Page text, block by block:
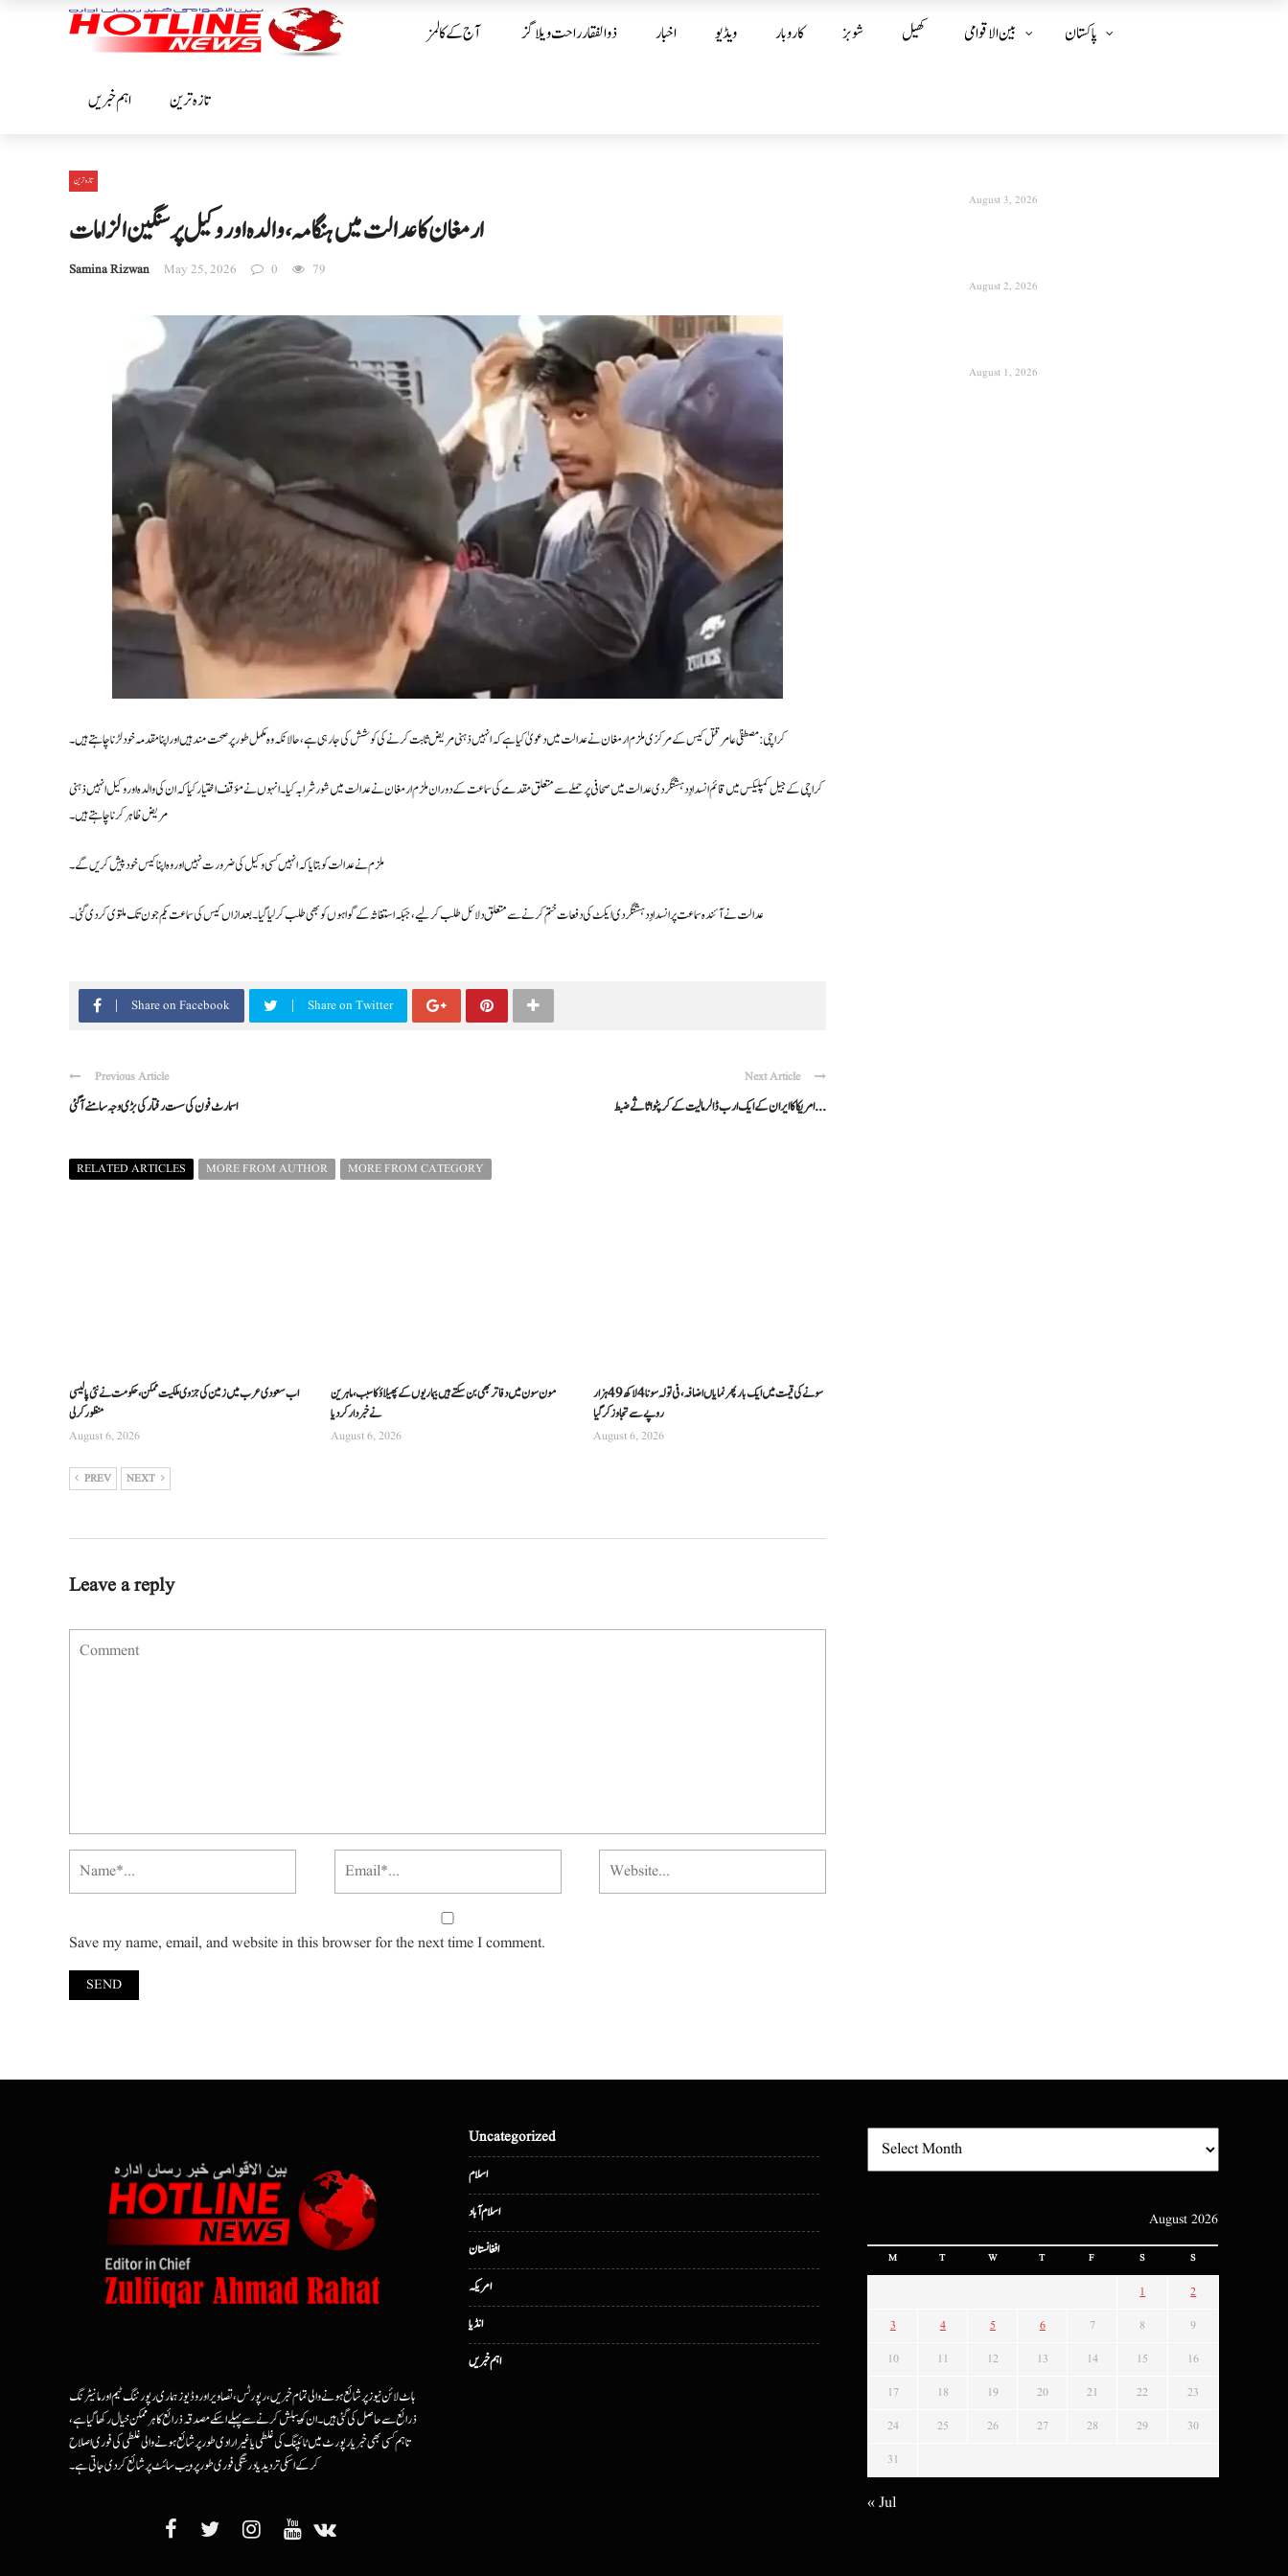
آج کے کالمز ذوالفقار راحت ویلاگز اخبار ویڈیو کاروبار شوبز کھیل بین الا قوامی پاکستان
اہم خبریں تازہ ترین
تازہ ترین
ارمغان کا عدالت میں ہنگامہ، والدہ اور وکیل پر سنگین الزامات
Samina Rizwan May 25, 2026 0 79
کراچی: مصطفیٰ عامر قتل کیس کے مرکزی ملزم ارمغان نے عدالت میں دعویٰ کیا ہے کہ انہیں ذہنی مریض ثابت کرنے کی کوشش کی جا رہی ہے، حالانکہ وہ مکمل طور پر صحت مند ہیں اور اپنا مقدمہ خود لڑنا چاہتے ہیں۔
کراچی کے جیل کمپلیکس میں قائم انسدادِ دہشتگردی عدالت میں صحافی پر حملے سے متعلق مقدمے کی سماعت کے دوران ملزم ارمغان نے عدالت میں شور شرابہ کیا۔ انہوں نے مؤقف اختیار کیا کہ ان کی والدہ اور وکیل انہیں ذہنی
مریض ظاہر کرنا چاہتے ہیں۔
ملزم نے عدالت کو بتایا کہ انہیں کسی وکیل کی ضرورت نہیں اور وہ اپنا کیس خود پیش کریں گے۔
عدالت نے آئندہ سماعت پر انسدادِ دہشتگردی ایکٹ کی دفعات ختم کرنے سے متعلق دلائل طلب کر لیے، جبکہ استغاثہ کے گواہوں کو بھی طلب کر لیا گیا۔ بعدازاں کیس کی سماعت یکم جون تک ملتوی کردی گئی۔
Share on Facebook Share on Twitter
Previous Article
اسمارٹ فون کی سست رفتار کی بڑی وجہ سامنے آگئی
Next Article
امریکا کا ایران کے ایک ارب ڈالر مالیت کے کرپٹو اثاثے ضبط ...
RELATED ARTICLES MORE FROM AUTHOR MORE FROM CATEGORY
اب سعودی عرب میں زمین کی جزوی ملکیت ممکن، حکومت نے نئی پالیسی
منظور کرلی
August 6, 2026
مون سون میں دفاتر بھی بن سکتے ہیں بیماریوں کے پھیلاؤ کا سبب، ماہرین
نے خبردار کر دیا
August 6, 2026
سونے کی قیمت میں ایک بار پھر نمایاں اضافہ، فی تولہ سونا 4 لاکھ 49 ہزار
روپے سے تجاوز کرگیا
August 6, 2026
PREV NEXT
Leave a reply
Save my name, email, and website in this browser for the next time I comment.
August 3, 2026
August 2, 2026
August 1, 2026
ہاٹ لائن نیوز پر شائع ہونے والی تمام خبریں، رپورٹس، تصاویر اور وڈیوز ہماری رپورٹنگ ٹیم اور مانیٹرنگ
ذرائع سے حاصل کی گئی ہیں۔ ان کو پبلش کرنے سے پہلے اسکے مصدقہ ذرائع کا ہرممکن خیال رکھا گیا ہے،
تاہم کسی بھی خبر یا رپورٹ میں ٹائپنگ کی غلطی یا غیرارادی طور پر شائع ہونے والی غلطی کی فوری اصلاح
کرکے اسکی تردید یا درستگی فوری طور پر ویب سائٹ پر شائع کردی جاتی ہے۔
Uncategorized
اسلام
اسلام آباد
افغانستان
امریکہ
انڈیا
اہم خبریں
August 2026
M T W T F S S
1 2
3 4 5 6 7 8 9
10 11 12 13 14 15 16
17 18 19 20 21 22 23
24 25 26 27 28 29 30
31
« Jul